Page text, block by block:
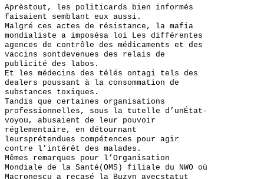
Aprèstout, les politicards bien informés
faisaient semblant eux aussi.
Malgré ces actes de résistance, la mafia
mondialiste a imposésa loi Les différentes
agences de contrôle des médicaments et des
vaccins sontdevenues des relais de
publicité des labos.
Et les médecins des télés ontagi tels des
dealers poussant à la consommation de
substances toxiques.
Tandis que certaines organisations
professionnelles, sous la tutelle d’unÉtat-
voyou, abusaient de leur pouvoir
réglementaire, en détournant
leursprétendues compétences pour agir
contre l’intérêt des malades.
Mêmes remarques pour l’Organisation
Mondiale de la Santé(OMS) filiale du NWO où
Macronescu a recasé la Buzyn avecstatut